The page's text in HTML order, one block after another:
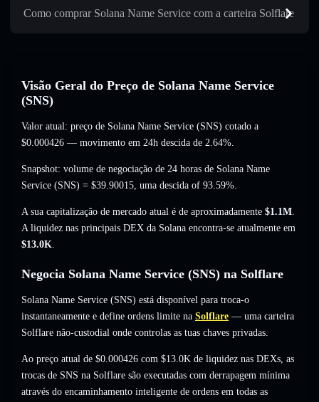
Como comprar Solana Name Service com a carteira Solflare
Visão Geral do Preço de Solana Name Service
(SNS)
Valor atual: preço de Solana Name Service (SNS) cotado a
$0.000426 — movimento em 24h descida de 2.64%.
Snapshot: volume de negociação de 24 horas de Solana Name
Service (SNS) = $39.90015, uma descida of 93.59%.
A sua capitalização de mercado atual é de aproximadamente $1.1M.
A liquidez nas principais DEX da Solana encontra-se atualmente em
$13.0K.
Negocia Solana Name Service (SNS) na Solflare
Solana Name Service (SNS) está disponível para troca-o
instantaneamente e define ordens limite na Solflare — uma carteira
Solflare não-custodial onde controlas as tuas chaves privadas.
Ao preço atual de $0.000426 com $13.0K de liquidez nas DEXs, as
trocas de SNS na Solflare são executadas com derrapagem mínima
através do encaminhamento inteligente de ordens em todas as